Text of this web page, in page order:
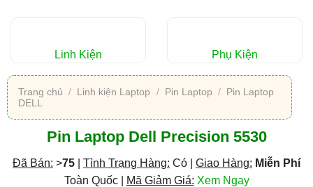
Linh Kiện Phụ Kiện
Trang chủ / Linh kiện Laptop / Pin Laptop / Pin Laptop
DELL
Pin Laptop Dell Precision 5530
Đã Bán: >75 Tình Trạng Hàng: Có | Giao Hàng: Miễn Phí
Toàn Quốc |
Mã Giảm Giá: Xem Ngay